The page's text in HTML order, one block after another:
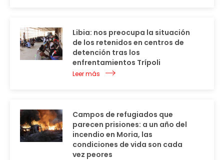
Libia: nos preocupa la situación
de los retenidos en centros de
detención tras los
enfrentamientos Trípoli
Leer más
Campos de refugiados que
parecen prisiones: a un año del
incendio en Moria, las
condiciones de vida son cada
vez peores